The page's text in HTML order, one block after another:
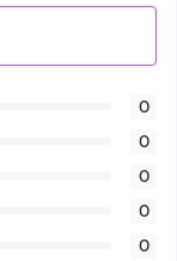
0
0
0
0
0